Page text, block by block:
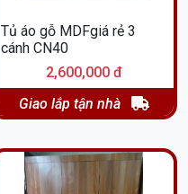
Tủ áo gỗ MDFgiá rẻ 3
cánh CN40
2,600,000 đ
Giao lắp tận nhà